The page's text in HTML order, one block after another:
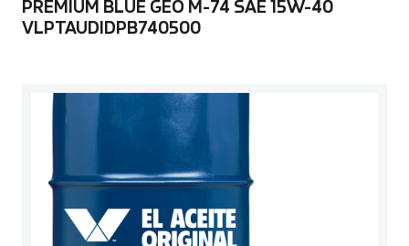
PREMIUM BLUE GEO M-74 SAE 15W-40
VLPTAUDIDPB740500